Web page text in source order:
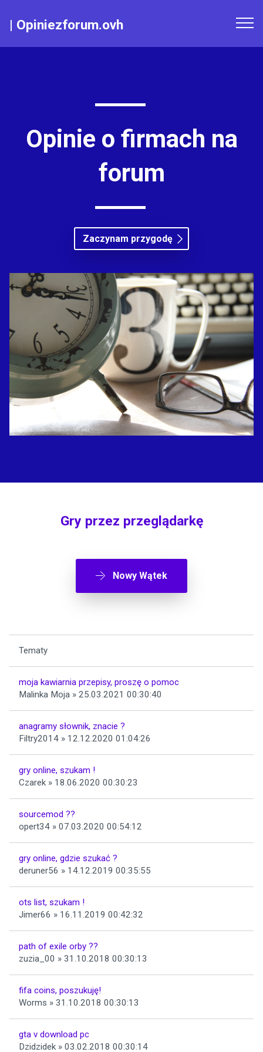
| Opiniezforum.ovh
Opinie o firmach na
forum
Zaczynam przygodę
Gry przez przeglądarkę
Nowy Wątek
Tematy
moja kawiarnia przepisy, proszę o pomoc
Malinka Moja » 25.03.2021 00:30:40
anagramy słownik, znacie ?
Filtry2014 » 12.12.2020 01:04:26
gry online, szukam !
Czarek » 18.06.2020 00:30:23
sourcemod ??
opert34 » 07.03.2020 00:54:12
gry online, gdzie szukać ?
deruner56 » 14.12.2019 00:35:55
ots list, szukam !
Jimer66 » 16.11.2019 00:42:32
path of exile orby ??
zuzia_00 » 31.10.2018 00:30:13
fifa coins, poszukuję!
Worms » 31.10.2018 00:30:13
gta v download pc
Dzidzidek » 03.02.2018 00:30:14